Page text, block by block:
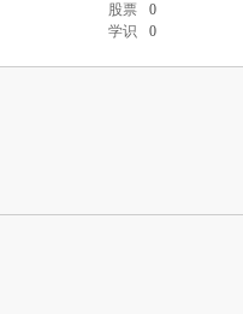
股票
0
学识 0